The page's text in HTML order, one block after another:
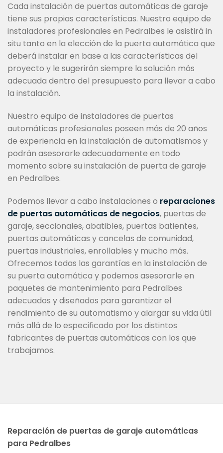
Cada instalación de puertas automáticas de garaje
tiene sus propias características. Nuestro equipo de
instaladores profesionales en Pedralbes le asistirá in
situ tanto en la elección de la puerta automática que
deberá instalar en base a las características del
proyecto y le sugerirán siempre la solución más
adecuada dentro del presupuesto para llevar a cabo
la instalación.
Nuestro equipo de instaladores de puertas
automáticas profesionales poseen más de 20 años
de experiencia en la instalación de automatismos y
podrán asesorarle adecuadamente en todo
momento sobre su instalación de puerta de garaje
en Pedralbes.
Podemos llevar a cabo instalaciones o reparaciones
de puertas automáticas de negocios, puertas de
garaje, seccionales, abatibles, puertas batientes,
puertas automáticas y cancelas de comunidad,
puertas industriales, enrollables y mucho más.
Ofrecemos todas las garantías en la instalación de
su puerta automática y podemos asesorarle en
paquetes de mantenimiento para Pedralbes
adecuados y diseñados para garantizar el
rendimiento de su automatismo y alargar su vida útil
más allá de lo especificado por los distintos
fabricantes de puertas automáticas con los que
trabajamos.
Reparación de puertas de garaje automáticas
para Pedralbes